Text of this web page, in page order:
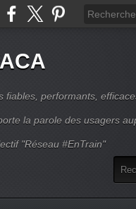
fiables, performants,
la parole des usagers
"Réseau #EnTrain"